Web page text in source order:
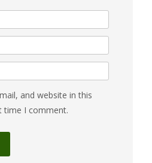
and website in this
time I comment.